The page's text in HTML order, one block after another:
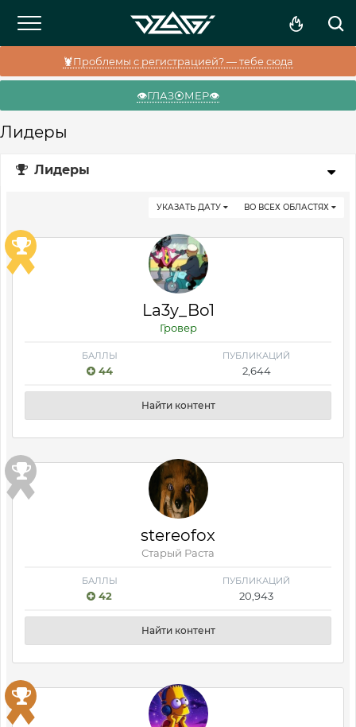
🦞Проблемы с регистрацией? — тебе сюда
👁️ГЛАЗ⦿МЕР👁️
Лидеры
Лидеры
ВО ВСЕХ ОБЛАСТЯХ
УКАЗАТЬ ДАТУ
La3y_Bo1
Гровер
БАЛЛЫ
44
ПУБЛИКАЦИЙ
2,644
Найти контент
stereofox
Старый Раста
БАЛЛЫ
42
ПУБЛИКАЦИЙ
20,943
Найти контент